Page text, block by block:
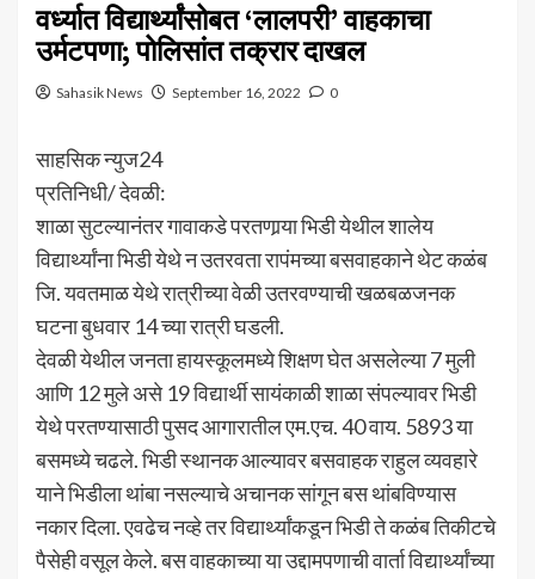
वर्ध्यात विद्यार्थ्यांसोबत ‘लालपरी’ वाहकाचा
उर्मटपणा; पोलिसांत तक्रार दाखल
Sahasik News September 16, 2022 0
साहसिक न्युज24
प्रतिनिधी/ देवळी:
शाळा सुटल्यानंतर गावाकडे परतणार्‍या भिडी येथील शालेय
विद्यार्थ्यांना भिडी येथे न उतरवता रापंमच्या बसवाहकाने थेट कळंब
जि. यवतमाळ येथे रात्रीच्या वेळी उतरवण्याची खळबळजनक
घटना बुधवार 14 च्या रात्री घडली.
देवळी येथील जनता हायस्कूलमध्ये शिक्षण घेत असलेल्या 7 मुली
आणि 12 मुले असे 19 विद्यार्थी सायंकाळी शाळा संपल्यावर भिडी
येथे परतण्यासाठी पुसद आगारातील एम.एच. 40 वाय. 5893 या
बसमध्ये चढले. भिडी स्थानक आल्यावर बसवाहक राहुल व्यवहारे
याने भिडीला थांबा नसल्याचे अचानक सांगून बस थांबविण्यास
नकार दिला. एवढेच नव्हे तर विद्यार्थ्यांकडून भिडी ते कळंब तिकीटचे
पैसेही वसूल केले. बस वाहकाच्या या उद्दामपणाची वार्ता विद्यार्थ्यांच्या